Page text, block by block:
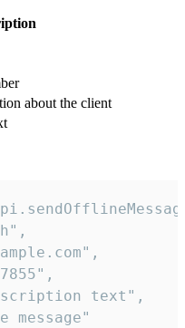
about the client
text",
message"